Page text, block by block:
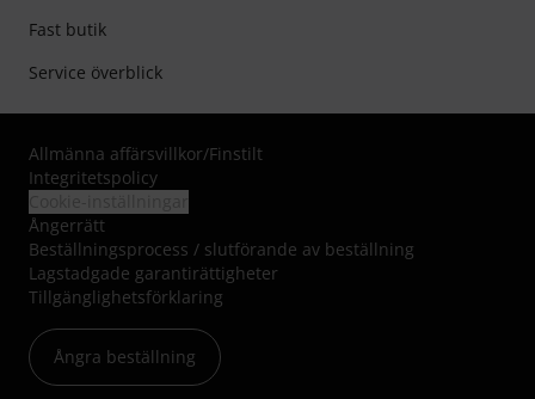
Fast butik
Service överblick
Allmänna affärsvillkor/Finstilt
Integritetspolicy
Ångerrätt
Beställningsprocess / slutförande av beställning
Lagstadgade garantirättigheter
Tillgänglighetsförklaring
Ångra beställning